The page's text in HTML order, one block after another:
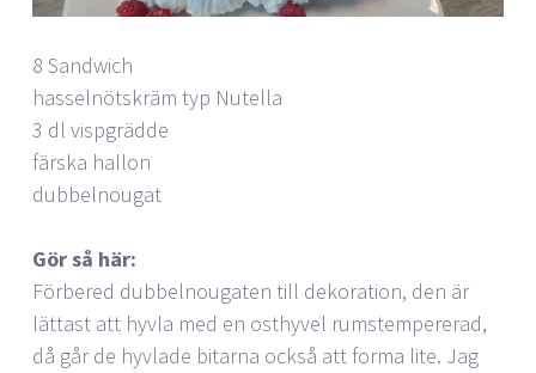
8 Sandwich
hasselnötskräm typ Nutella
3 dl vispgrädde
färska hallon
dubbelnougat
Gör så här:
Förbered dubbelnougaten till dekoration, den är
lättast att hyvla med en osthyvel rumstempererad,
då går de hyvlade bitarna också att forma lite. Jag